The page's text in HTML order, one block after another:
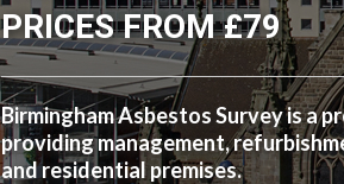
PRICES FROM £79
Birmingham Asbestos Survey is a
providing management,
and residential premises.